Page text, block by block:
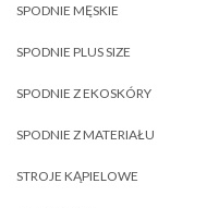
SPODNIE MĘSKIE
SPODNIE PLUS SIZE
SPODNIE Z EKOSKÓRY
SPODNIE Z MATERIAŁU
STROJE KĄPIELOWE